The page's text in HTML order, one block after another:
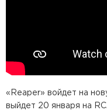
«Reaper» войдет на
выйдет 20 января на